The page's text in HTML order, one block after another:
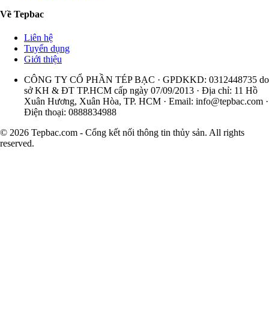
Về Tepbac
Liên hệ
Tuyển dụng
Giới thiệu
CÔNG TY CỔ PHẦN TÉP BẠC · GPDKKD: 0312448735 do
sở KH & ĐT TP.HCM cấp ngày 07/09/2013 · Địa chỉ: 11 Hồ
Xuân Hương, Xuân Hòa, TP. HCM · Email: info@tepbac.com ·
Điện thoại: 0888834988
© 2026 Tepbac.com - Cổng kết nối thông tin thủy sản. All rights
reserved.